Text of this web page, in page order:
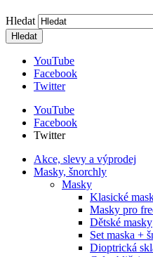
Hledat
YouTube
Facebook
Twitter
YouTube
Facebook
Twitter
Akce, slevy a výprodej
Masky, šnorchly
Masky
Klasické
Masky pro
Dětské masky
Set maska +
Dioptrická